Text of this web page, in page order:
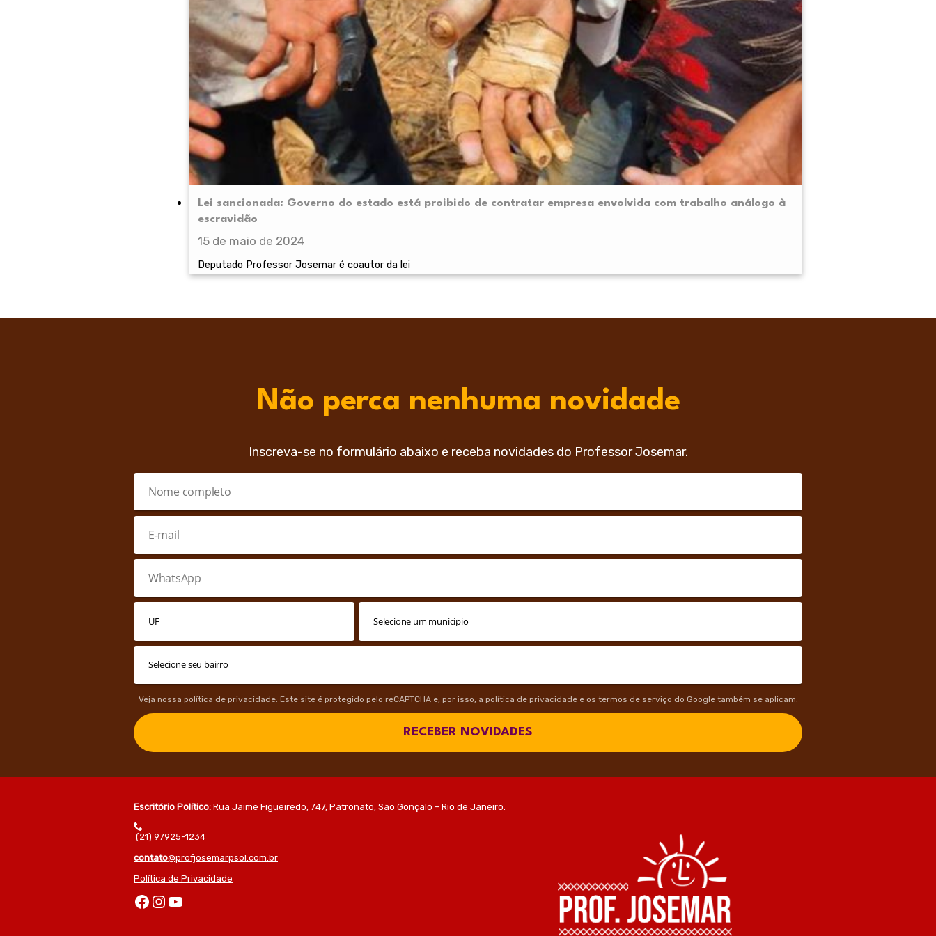
Lei sancionada: Governo do estado está proibido de contratar empresa envolvida com trabalho análogo à
escravidão
15 de maio de 2024
Deputado Professor Josemar é coautor da lei
Não perca nenhuma novidade
Inscreva-se no formulário abaixo e receba novidades do Professor Josemar.
Veja nossa política de privacidade. Este site é protegido pelo reCAPTCHA e, por isso, a política de privacidadee os termos de serviço do Google também se aplicam.
RECEBER NOVIDADES
Escritório Político: Rua Jaime Figueiredo, 747, Patronato, São Gonçalo – Rio de Janeiro.
(21) 97925-1234
contato@profjosemarpsol.com.br
Política de Privacidade
Facebook Instagram Youtube